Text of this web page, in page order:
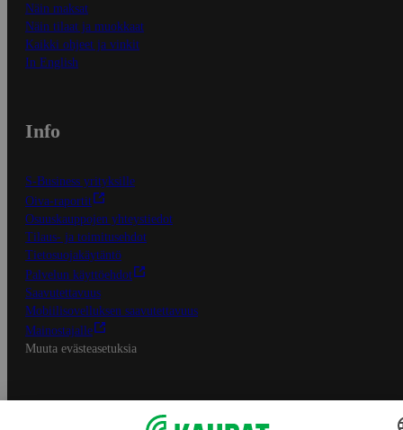
Näin maksat
Näin tilaat ja muokkaat
Kaikki ohjeet ja vinkit
In English
Info
S-Business yrityksille
Oiva-raportit
Osuuskauppojen yhteystiedot
Tilaus- ja toimitusehdot
Tietosuojakäytäntö
Palvelun käyttöehdot
Saavutettavuus
Mobiilisovelluksen saavutettavuus
Mainostajalle
Muuta evästeasetuksia
S-ryhmän palvelut